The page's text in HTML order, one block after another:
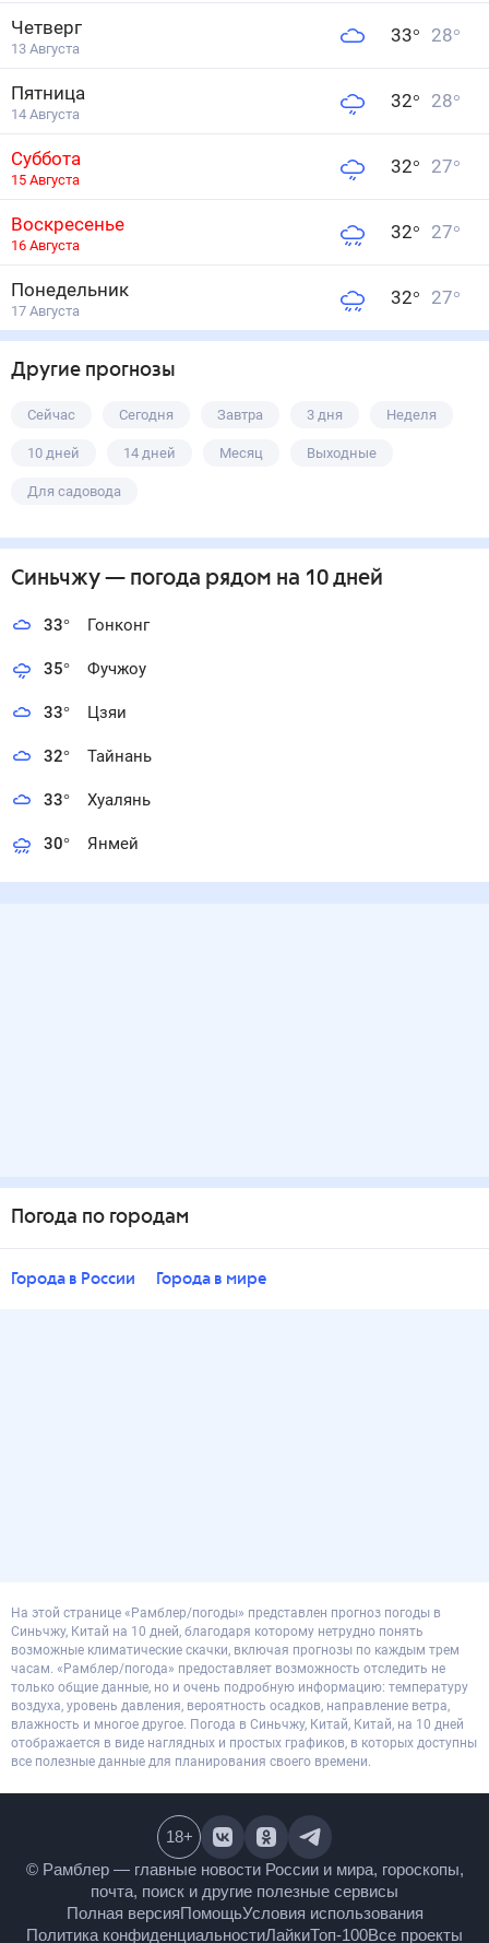
Четверг
13 Августа
33° 28°
Пятница
14 Августа
32° 28°
Суббота
15 Августа
32° 27°
Воскресенье
16 Августа
32° 27°
Понедельник
17 Августа
32° 27°
Другие прогнозы
Сейчас Сегодня Завтра 3 дня Неделя
10 дней 14 дней Месяц Выходные
Для садовода
Синьчжу— погода рядом на 10 дней
33° Гонконг
35° Фучжоу
33° Цзяи
32° Тайнань
33° Хуалянь
30° Янмей
Погода по городам
Города в России Города в мире
На этой странице «Рамблер/погоды» представлен прогноз погоды в
Синьчжу, Китай на 10 дней, благодаря которому нетрудно понять
возможные климатические скачки, включая прогнозы по каждым трем
часам. «Рамблер/погода» предоставляет возможность отследить не
только общие данные, но и очень подробную информацию: температуру
воздуха, уровень давления, вероятность осадков, направление ветра,
влажность и многое другое. Погода в Синьчжу, Китай, Китай, на 10 дней
отображается в виде наглядных и простых графиков, в которых доступны
все полезные данные для планирования своего времени.
© Рамблер — главные новости России и мира,
гороскопы, почта, поиск и другие полезные сервисы
Полная версияПомощьУсловия использования
Политика конфиденциальностиЛайкиТоп-100
18+